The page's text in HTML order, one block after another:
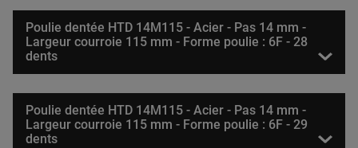
Poulie dentée HTD 14M115 - Acier - Pas 14 mm -
Largeur courroie 115 mm - Forme poulie : 6F - 28
dents
Poulie dentée HTD 14M115 - Acier - Pas 14 mm -
Largeur courroie 115 mm - Forme poulie : 6F - 29
dents